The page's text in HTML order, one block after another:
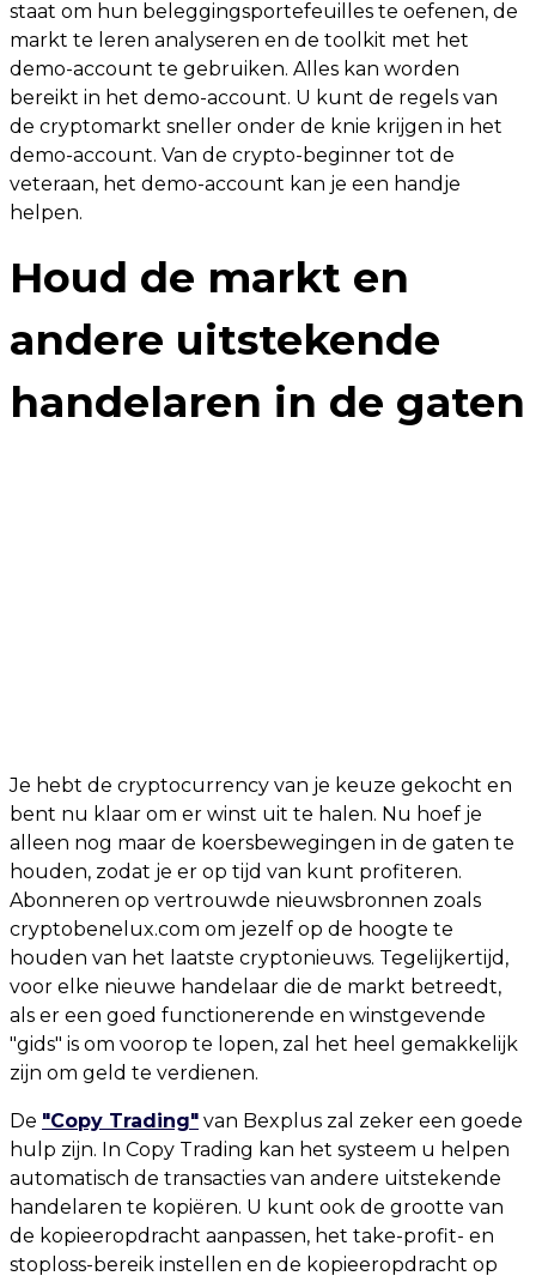
staat om hun beleggingsportefeuilles te oefenen, de
markt te leren analyseren en de toolkit met het
demo-account te gebruiken. Alles kan worden
bereikt in het demo-account. U kunt de regels van
de cryptomarkt sneller onder de knie krijgen in het
demo-account. Van de crypto-beginner tot de
veteraan, het demo-account kan je een handje
helpen.
Houd de markt en
andere uitstekende
handelaren in de gaten
Je hebt de cryptocurrency van je keuze gekocht en
bent nu klaar om er winst uit te halen. Nu hoef je
alleen nog maar de koersbewegingen in de gaten te
houden, zodat je er op tijd van kunt profiteren.
Abonneren op vertrouwde nieuwsbronnen zoals
cryptobenelux.com om jezelf op de hoogte te
houden van het laatste cryptonieuws. Tegelijkertijd,
voor elke nieuwe handelaar die de markt betreedt,
als er een goed functionerende en winstgevende
"gids" is om voorop te lopen, zal het heel gemakkelijk
zijn om geld te verdienen.
De "Copy Trading" van Bexplus zal zeker een goede
hulp zijn. In Copy Trading kan het systeem u helpen
automatisch de transacties van andere uitstekende
handelaren te kopiëren. U kunt ook de grootte van
de kopieeropdracht aanpassen, het take-profit- en
stoploss-bereik instellen en de kopieeropdracht op